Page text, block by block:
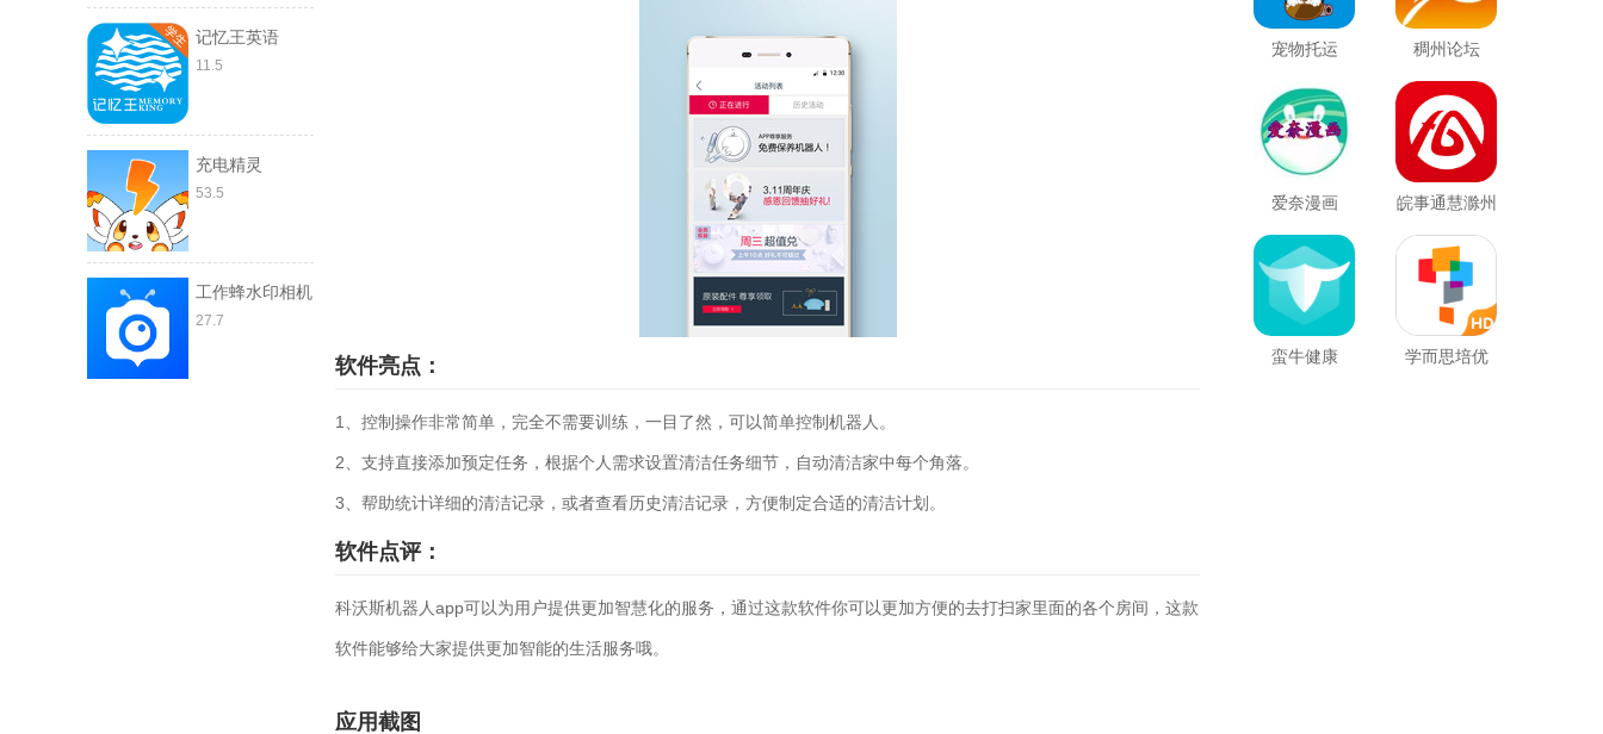
记忆王英语
11.5
充电精灵
53.5
工作蜂水印相机
27.7
软件亮点：
1、控制操作非常简单，完全不需要训练，一目了然，可以简单控制机器人。
2、支持直接添加预定任务，根据个人需求设置清洁任务细节，自动清洁家中每个角落。
3、帮助统计详细的清洁记录，或者查看历史清洁记录，方便制定合适的清洁计划。
软件点评：
科沃斯机器人app可以为用户提供更加智慧化的服务，通过这款软件你可以更加方便的去打扫家里面的各个房间，这款
软件能够给大家提供更加智能的生活服务哦。
应用截图
宠物托运 稠州论坛
爱奈漫画 皖事通慧滁州
蛮牛健康 学而思培优